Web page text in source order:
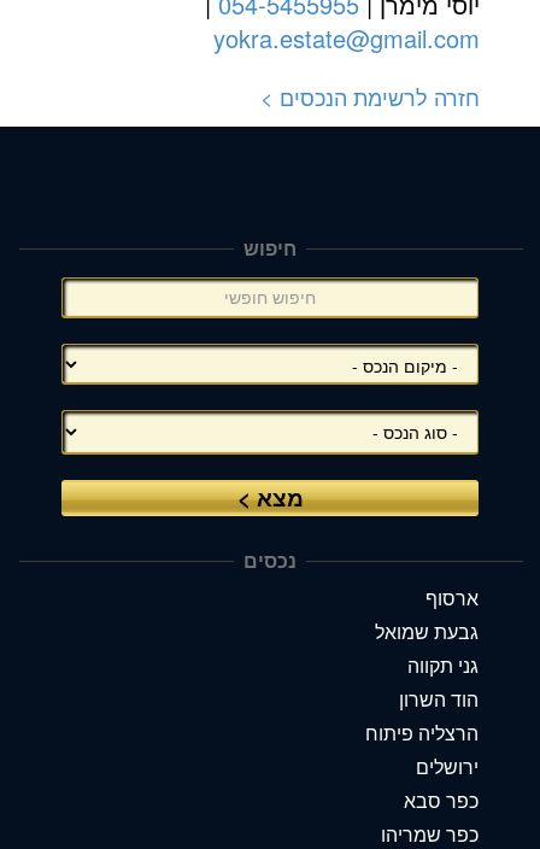
yokra.estate@gmail.com
חזרה לרשימת הנכסים >
תפריט
באפשרותך
ללחוץ
חיפוש
נכסים
ארסוף
גבעת שמואל
גני תקווה
הוד השרון
הרצליה פיתוח
ירושלים
כפר סבא
כפר שמריהו